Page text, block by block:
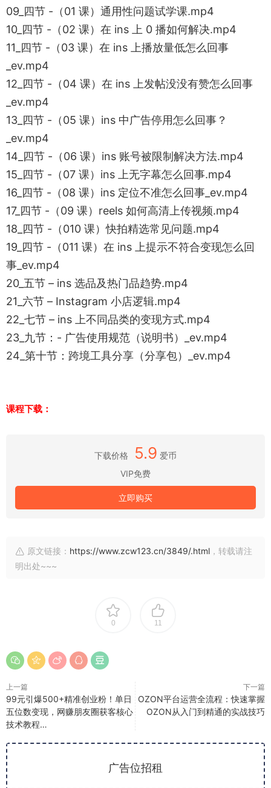
09_四节 -（01 课）通用性问题试学课.mp4
10_四节 -（02 课）在 ins 上 0 播如何解决.mp4
11_四节 -（03 课）在 ins 上播放量低怎么回事
_ev.mp4
12_四节 -（04 课）在 ins 上发帖没没有赞怎么回事
_ev.mp4
13_四节 -（05 课）ins 中广告停用怎么回事？
_ev.mp4
14_四节 -（06 课）ins 账号被限制解决方法.mp4
15_四节 -（07 课）ins 上无字幕怎么回事.mp4
16_四节 -（08 课）ins 定位不准怎么回事_ev.mp4
17_四节 -（09 课）reels 如何高清上传视频.mp4
18_四节 -（010 课）快拍精选常见问题.mp4
19_四节 -（011 课）在 ins 上提示不符合变现怎么回
事_ev.mp4
20_五节 – ins 选品及热门品趋势.mp4
21_六节 – Instagram 小店逻辑.mp4
22_七节 – ins 上不同品类的变现方式.mp4
23_九节：- 广告使用规范（说明书）_ev.mp4
24_第十节：跨境工具分享（分享包）_ev.mp4
课程下载：
下载价格 5.9 爱币
VIP免费
立即购买
原文链接： https://www.zcw123.cn/3849/.html ，转载请注
明出处~~~
0 11
上一篇
99元引爆500+精准创业粉！单日
五位数变现，网赚朋友圈获客核心
技术教程…
下一篇
OZON平台运营全流程：快速掌握
OZON从入门到精通的实战技巧
广告位招租